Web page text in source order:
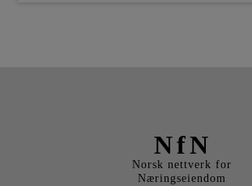
NfN
Norsk nettverk for
Næringseiendom